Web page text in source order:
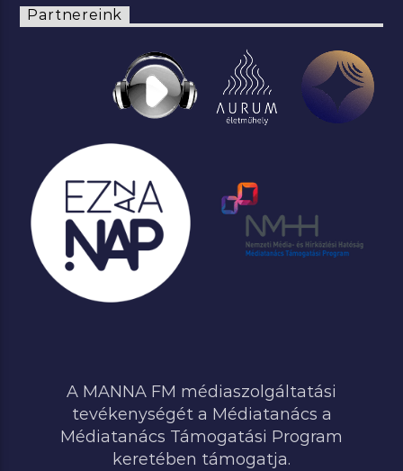
Partnereink
A MANNA FM médiaszolgáltatási
tevékenységét a Médiatanács a
Médiatanács Támogatási Program
keretében támogatja.